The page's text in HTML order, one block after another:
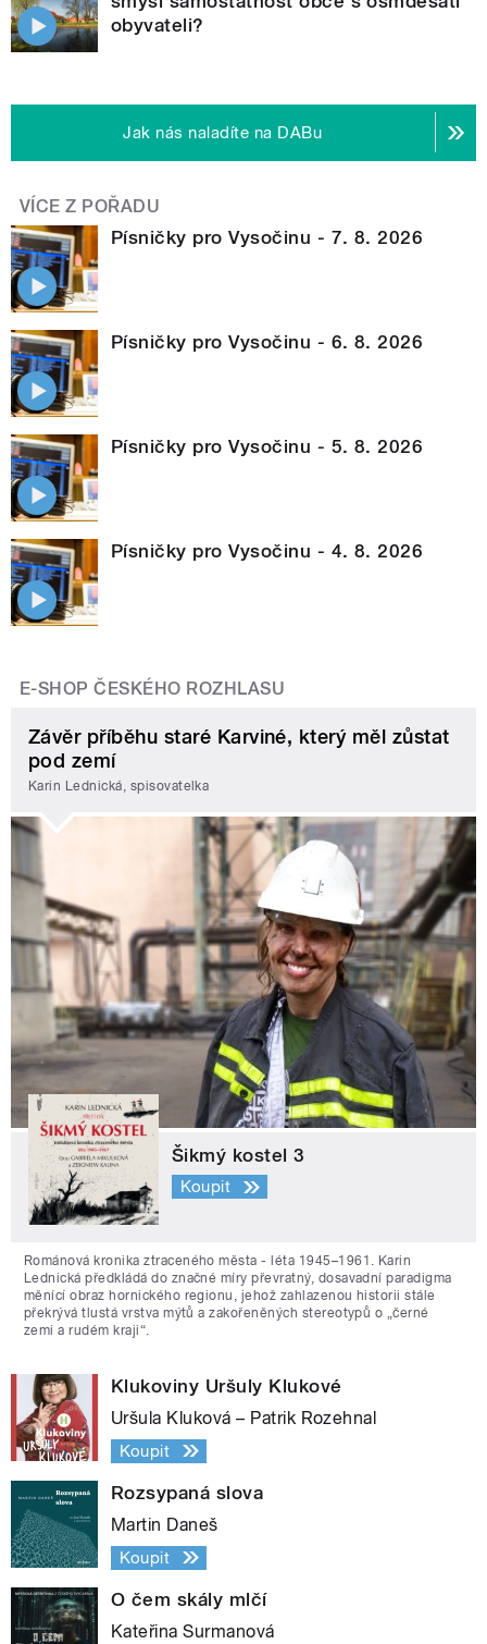
obyvateli?
Jak nás naladíte na DABu
VÍCE Z POŘADU
Písničky pro Vysočinu - 7. 8. 2026
Písničky pro Vysočinu - 6. 8. 2026
Písničky pro Vysočinu - 5. 8. 2026
Písničky pro Vysočinu - 4. 8. 2026
E-SHOP ČESKÉHO ROZHLASU
Závěr příběhu staré Karviné, který měl zůstat
pod zemí
Karin Lednická, spisovatelka
Šikmý kostel 3
Koupit
Románová kronika ztraceného města - léta 1945–1961. Karin
Lednická předkládá do značné míry převratný, dosavadní paradigma
měnící obraz hornického regionu, jehož zahlazenou historii stále
překrývá tlustá vrstva mýtů a zakořeněných stereotypů o „černé
zemi a rudém kraji“.
Klukoviny Uršuly Klukové
Uršula Kluková – Patrik Rozehnal
Koupit
Rozsypaná slova
Martin Daneš
Koupit
O čem skály mlčí
Kateřina Surmanová